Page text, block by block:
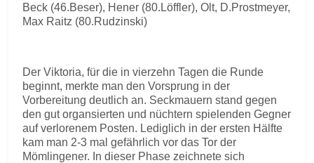
Beck (46.Beser), Hener (80.Löffler), Olt, D.Prostmeyer,
Max Raitz (80.Rudzinski)
Der Viktoria, für die in vierzehn Tagen die Runde
beginnt, merkte man den Vorsprung in der
Vorbereitung deutlich an. Seckmauern stand gegen
den gut organsierten und nüchtern spielenden Gegner
auf verlorenem Posten. Lediglich in der ersten Hälfte
kam man 2-3 mal gefährlich vor das Tor der
Mömlingener. In dieser Phase zeichnete sich